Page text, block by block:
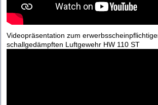
Videopräsentation zum
schallgedämpften Luftgewehr HW 110 ST